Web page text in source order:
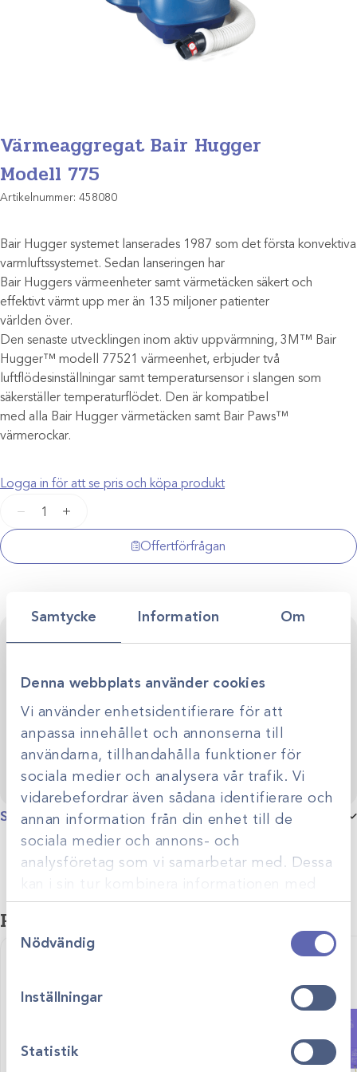
Samtycke Information Om
Denna webbplats använder cookies
Vi använder enhetsidentifierare för att
anpassa innehållet och annonserna till
användarna, tillhandahålla funktioner för
sociala medier och analysera vår trafik. Vi
vidarebefordrar även sådana identifierare och
annan information från din enhet till de
sociala medier och annons- och
analysföretag som vi samarbetar med. Dessa
kan i sin tur kombinera informationen med
annan information som du har tillhandahållit
eller som de har samlat in när du har använt
deras tjänster.
Samtyckesval
Nödvändig
Inställningar
Statistik
Värmeaggregat Bair Hugger
Modell 775
Artikelnummer: 458080
Bair Hugger systemet lanserades 1987 som det första konvektiva
varmluftssystemet. Sedan lanseringen har
Bair Huggers värmeenheter samt värmetäcken säkert och
effektivt värmt upp mer än 135 miljoner patienter
världen över.
Den senaste utvecklingen inom aktiv uppvärmning, 3M™ Bair
Hugger™ modell 77521 värmeenhet, erbjuder två
luftflödesinställningar samt temperatursensor i slangen som
säkerställer temperaturflödet. Den är kompatibel
med alla Bair Hugger värmetäcken samt Bair Paws™
värmerockar.
Logga in för att se pris och köpa produkt
Värmeaggregat
Hugger
Modell
+
Offertförfrågan
Specifikationer
Produktgrupp
Kontakta oss för personlig rådgivning
utveckling. Genom personlig rådgivning hjälper vi dig
skapa smarta, hållbara lösningar anpassade efter just er
verksamhet.
Relaterade produkter